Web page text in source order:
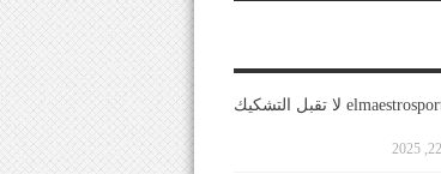
مصداقية elmaestrosport لا تقبل التشكيك